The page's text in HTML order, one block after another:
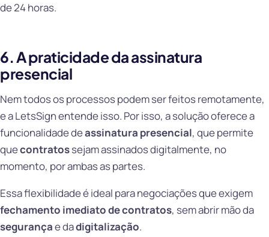
de 24 horas.
6. A praticidade da assinatura
presencial
Nem todos os processos podem ser feitos remotamente,
e a LetsSign entende isso. Por isso, a solução oferece a
funcionalidade deassinatura presencial, que permite
quecontratossejam assinados digitalmente, no
momento, por ambas as partes.
Essa flexibilidade é ideal para negociações que exigem
fechamento imediato de contratos, sem abrir mão da
segurançae dadigitalização.